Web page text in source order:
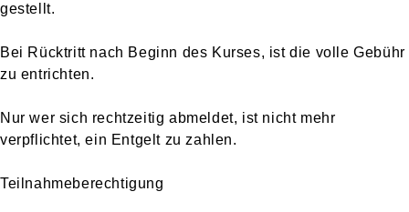
gestellt.
Bei Rücktritt nach Beginn des Kurses, ist die volle Gebühr
zu entrichten.
Nur wer sich rechtzeitig abmeldet, ist nicht mehr
verpflichtet, ein Entgelt zu zahlen.
Teilnahmeberechtigung